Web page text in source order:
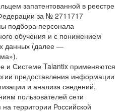
запатентованной в реестре
за № 2711717
подбора персонала
обучения и с понижением
данных (далее —
и Системе Talantix применяются
предоставления информации
и анализа сведений,
пользователей сети
территории Российской